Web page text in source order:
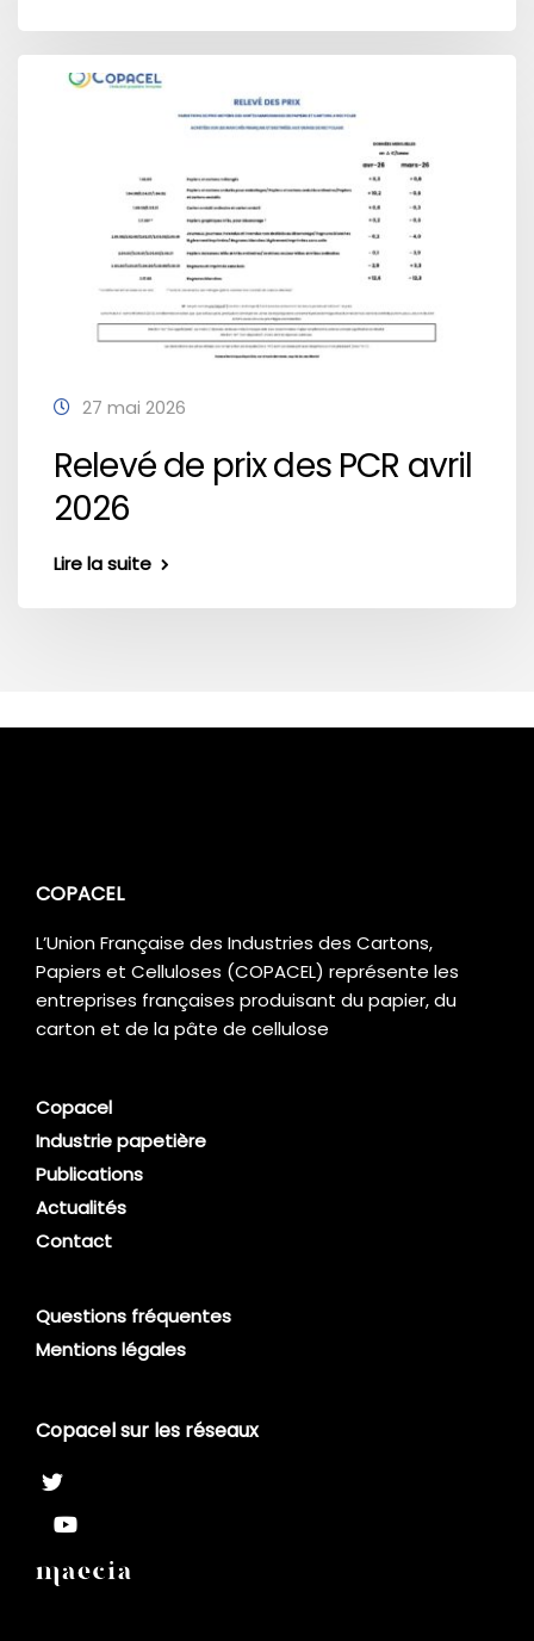
27 mai 2026
Relevé de prix des PCR avril
2026
Lire la suite
COPACEL
L’Union Française des Industries des Cartons,
Papiers et Celluloses (COPACEL) représente les
entreprises françaises produisant du papier, du
carton et de la pâte de cellulose
Copacel
Industrie papetière
Publications
Actualités
Contact
Questions fréquentes
Mentions légales
Copacel sur les réseaux